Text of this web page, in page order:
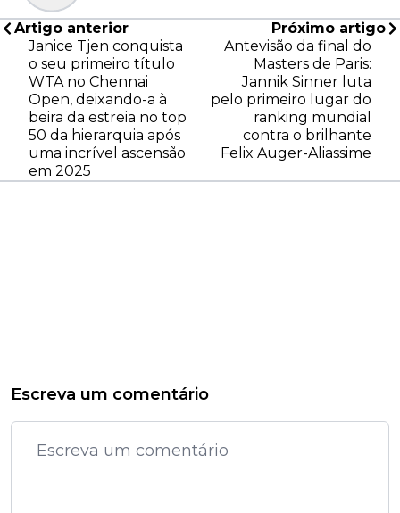
Artigo anterior
Janice Tjen conquista
o seu primeiro título
WTA no Chennai
Open, deixando-a à
beira da estreia no top
50 da hierarquia após
uma incrível ascensão
em 2025
Próximo artigo
Antevisão da final do
Masters de Paris:
Jannik Sinner luta
pelo primeiro lugar do
ranking mundial
contra o brilhante
Felix Auger-Aliassime
Escreva um comentário